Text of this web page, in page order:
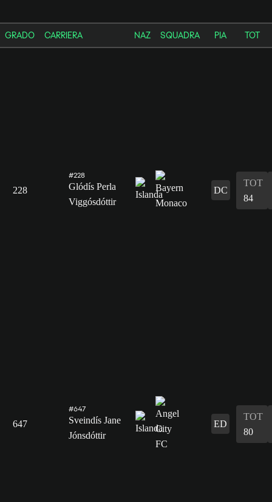
GRADO CARRIERA NAZ SQUADRA PIA TOT
228
#228
Glódís Perla
Viggósdóttir
DC
TOT
84
647
#647
Sveindís Jane
Jónsdóttir
ED
TOT
80